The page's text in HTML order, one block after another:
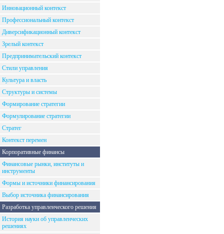
Инновационный контекст
Профессиональный контекст
Диверсификационный контекст
Зрелый контекст
Предпринимательский контекст
Стили управления
Культура и власть
Структуры и системы
Формирование стратегии
Формулирование стратегии
Стратег
Контекст перемен
Корпоративные финансы
Финансовые рынки, институты и
инструменты
Формы и источники финансирования
Выбор источника финансирования
Разработка управленческого решения
История науки об управленческих
решениях